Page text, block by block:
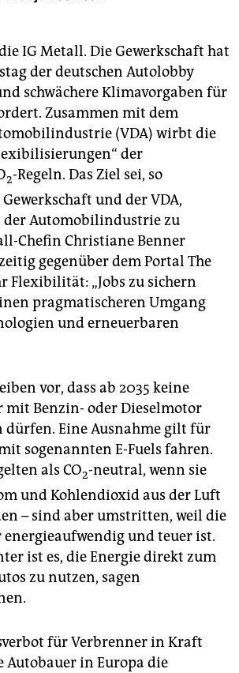
IG Metall. Die Gewerkschaft hat
der deutschen Autolobby
schwächere Klimavorgaben für
Zusammen mit dem
(VDA) wirbt die
der
2-Regeln. Das Ziel sei, so
und der VDA,
Automobilindustrie zu
Chefin Christiane Benner
gegenüber dem Portal The
Flexibilität: „Jobs zu sichern
pragmatischeren Umgang
und erneuerbaren
vor, dass ab 2035 keine
mit Benzin- oder Dieselmotor
dürfen. Eine Ausnahme gilt für
sogenannten E-Fuels fahren.
als CO2-neutral, wenn sie
und Kohlendioxid aus der Luft
– sind aber umstritten, weil die
und teuer ist.
ist es, die Energie direkt zum
zu nutzen, sagen
für Verbrenner in Kraft
Autobauer in Europa die